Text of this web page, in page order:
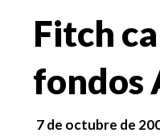
Fitch
fondos
7 de octubre de